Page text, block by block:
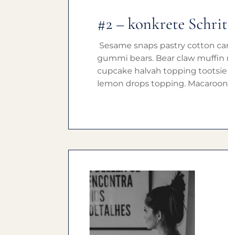
#2 – konkrete
Sesame snaps pastry cotton
gummi bears. Bear claw
cupcake halvah topping
lemon drops topping.